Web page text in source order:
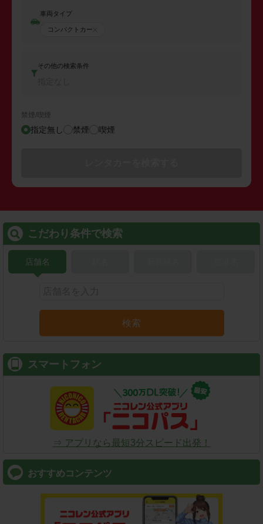
車両タイプ
コンパクトカー
その他の検索条件
禁煙/喫煙
指定無し 禁煙 喫煙
こだわり条件で検索
店舗名
検索
スマートフォン
⇒ アプリなら最短3分スピード出発！
おすすめコンテンツ